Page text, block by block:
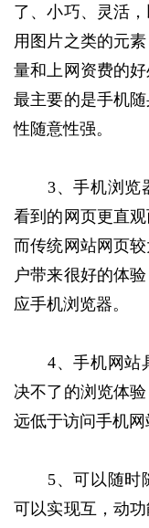
了、小巧、灵活
用图片之类的元
量和上网资费的
最主要的是手机
性随意性强。
3、手机浏览器
看到的网页更直
而传统网站网页
户带来很好的体
应手机浏览器。
4、手机网站具
决不了的浏览体
远低于访问手机网
5、可以随时随
可以实现互，动